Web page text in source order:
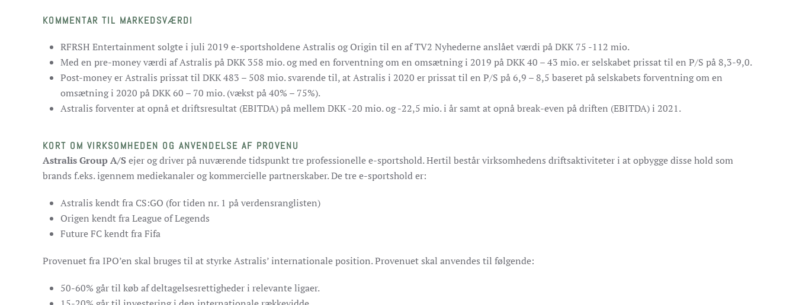
KOMMENTAR TIL MARKEDSVÆRDI
RFRSH Entertainment solgte i juli 2019 e-sportsholdene Astralis og Origin til en af TV2 Nyhederne anslået værdi på DKK 75 -112 mio.
Med en pre-money værdi af Astralis på DKK 358 mio. og med en forventning om en omsætning i 2019 på DKK 40 – 43 mio. er selskabet prissat til en P/S på 8,3-9,0.
Post-money er Astralis prissat til DKK 483 – 508 mio. svarende til, at Astralis i 2020 er prissat til en P/S på 6,9 – 8,5 baseret på selskabets forventning om en
omsætning i 2020 på DKK 60 – 70 mio. (vækst på 40% – 75%).
Astralis forventer at opnå et driftsresultat (EBITDA) på mellem DKK -20 mio. og -22,5 mio. i år samt at opnå break-even på driften (EBITDA) i 2021.
KORT OM VIRKSOMHEDEN OG ANVENDELSE AF PROVENU
Astralis Group A/Sejer og driver på nuværende tidspunkt tre professionelle e-sportshold. Hertil består virksomhedens driftsaktiviteter i at opbygge disse hold som
brands f.eks. igennem mediekanaler og kommercielle partnerskaber. De tre e-sportshold er:
Astralis kendt fra CS:GO (for tiden nr. 1 på verdensranglisten)
Origen kendt fra League of Legends
Future FC kendt fra Fifa
Provenuet fra IPO’en skal bruges til at styrke Astralis’ internationale position. Provenuet skal anvendes til følgende:
50-60% går til køb af deltagelsesrettigheder i relevante ligaer.